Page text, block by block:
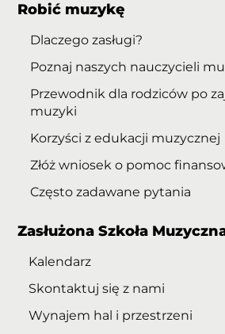
Robić muzykę
Dlaczego zasługi?
Poznaj naszych nauczycieli
Przewodnik dla rodziców po
muzyki
Korzyści z edukacji muzycznej
Złóż wniosek o pomoc
Często zadawane pytania
Zasłużona Szkoła
Kalendarz
Skontaktuj się z nami
Wynajem hal i przestrzeni